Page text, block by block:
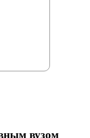
вузом